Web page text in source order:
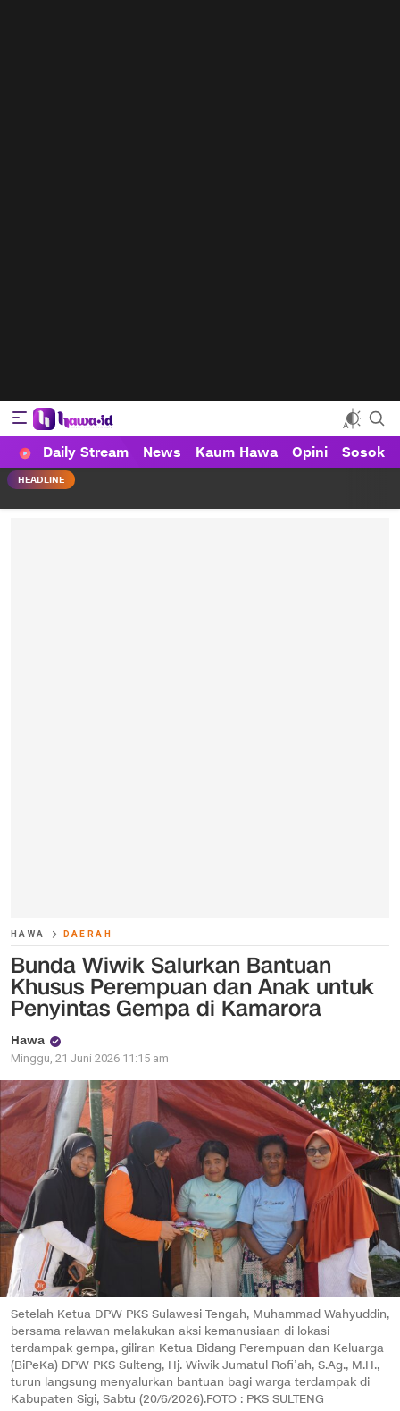
HAWA
Haluan Wanita Indonesia
Daily Stream News Kaum Hawa Opini Sosok
HEADLINE
HAWA DAERAH
Bunda Wiwik Salurkan Bantuan
Khusus Perempuan dan Anak untuk
Penyintas Gempa di Kamarora
Hawa
Minggu, 21 Juni 2026 11:15 am
Setelah Ketua DPW PKS Sulawesi Tengah, Muhammad Wahyuddin,
bersama relawan melakukan aksi kemanusiaan di lokasi
terdampak gempa, giliran Ketua Bidang Perempuan dan Keluarga
(BiPeKa) DPW PKS Sulteng, Hj. Wiwik Jumatul Rofi’ah, S.Ag., M.H.,
turun langsung menyalurkan bantuan bagi warga terdampak di
Kabupaten Sigi, Sabtu (20/6/2026).FOTO : PKS SULTENG